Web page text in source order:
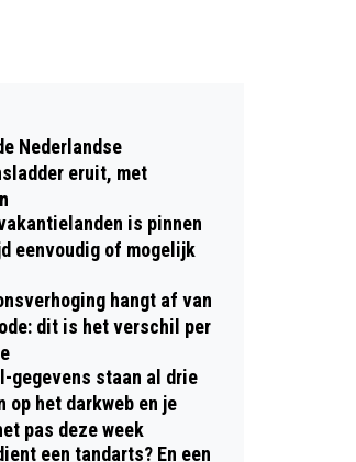
Nederlandse
eruit, met
is pinnen
eenvoudig of mogelijk
hangt af van
dit is het verschil per
gegevens staan al drie
op het darkweb en je
pas deze week
een tandarts? En een